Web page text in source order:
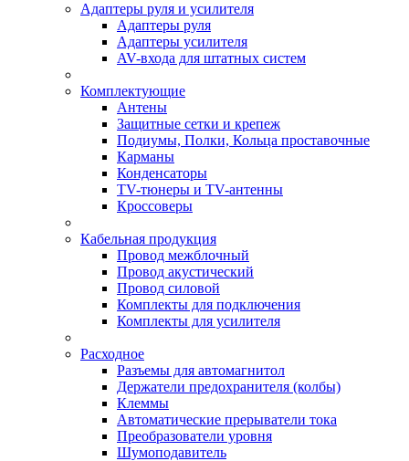
Адаптеры руля и усилителя
Адаптеры руля
Адаптеры усилителя
AV-входа для штатных систем
Комплектующие
Антены
Защитные сетки и крепеж
Подиумы, Полки, Кольца проставочные
Карманы
Конденсаторы
TV-тюнеры и TV-антенны
Кроссоверы
Кабельная продукция
Провод межблочный
Провод акустический
Провод силовой
Комплекты для подключения
Комплекты для усилителя
Расходное
Разъемы для автомагнитол
Держатели предохранителя (колбы)
Клеммы
Автоматические прерыватели тока
Преобразователи уровня
Шумоподавитель